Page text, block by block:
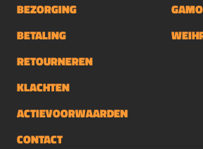
BEZORGING
BETALING
RETOURNEREN
KLACHTEN
ACTIEVOORWAARDEN
CONTACT
GAMO